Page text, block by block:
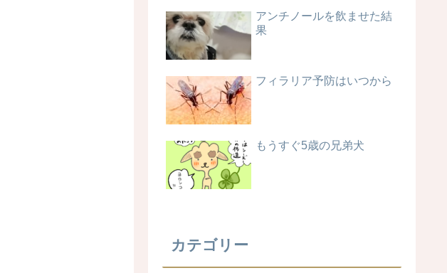
アンチノールを飲ませた結
果
フィラリア予防はいつから
もうすぐ5歳の兄弟犬
カテゴリー